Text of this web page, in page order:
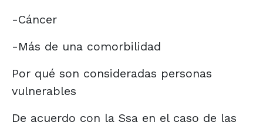
-Cáncer
-Más de una comorbilidad
Por qué son consideradas personas
vulnerables
De acuerdo con la Ssa en el caso de las